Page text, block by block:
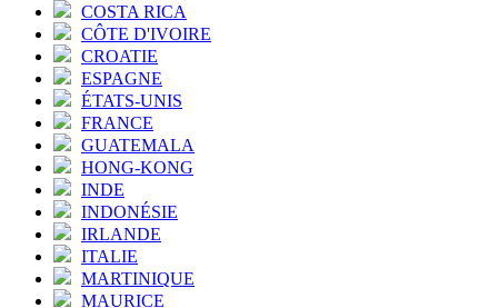
COSTA RICA
CÔTE D'IVOIRE
CROATIE
ESPAGNE
ÉTATS-UNIS
FRANCE
GUATEMALA
HONG-KONG
INDE
INDONÉSIE
IRLANDE
ITALIE
MARTINIQUE
MAURICE